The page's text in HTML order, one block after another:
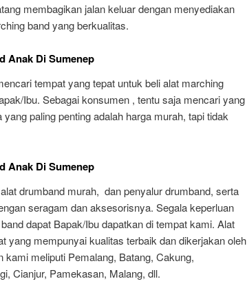
membagikan jalan keluar dengan menyediakan
band yang berkualitas.
Anak Di Sumenep
tempat yang tepat untuk beli alat marching
Ibu. Sebagai konsumen , tentu saja mencari yang
paling penting adalah harga murah, tapi tidak
Anak Di Sumenep
drumband murah, dan penyalur drumband, serta
seragam dan aksesorisnya. Segala keperluan
dapat Bapak/Ibu dapatkan di tempat kami. Alat
yang mempunyai kualitas terbaik dan dikerjakan oleh
kami meliputi Pemalang, Batang, Cakung,
Cianjur, Pamekasan, Malang, dll.